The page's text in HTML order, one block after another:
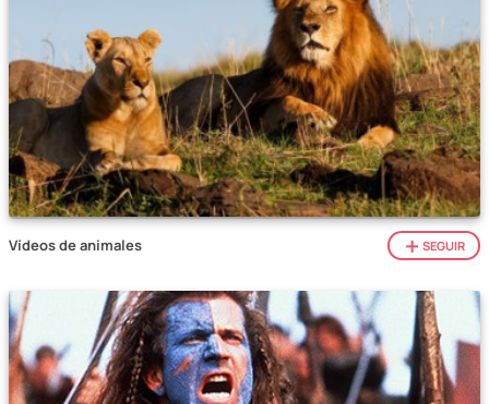
Vídeos de animales SEGUIR